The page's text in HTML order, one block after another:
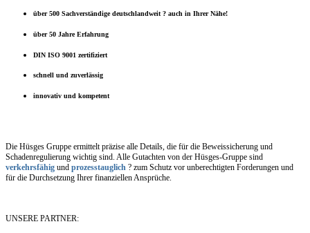
über 500 Sachverständige deutschlandweit ? auch in Ihrer Nähe!
über 50 Jahre Erfahrung
DIN ISO 9001 zertifiziert
schnell und zuverlässig
innovativ und kompetent
Die Hüsges Gruppe ermittelt präzise alle Details, die für die Beweissicherung und
Schadenregulierung wichtig sind. Alle Gutachten von der Hüsges-Gruppe sind
verkehrsfähig und prozesstauglich ? zum Schutz vor unberechtigten Forderungen und
für die Durchsetzung Ihrer finanziellen Ansprüche.
UNSERE PARTNER: